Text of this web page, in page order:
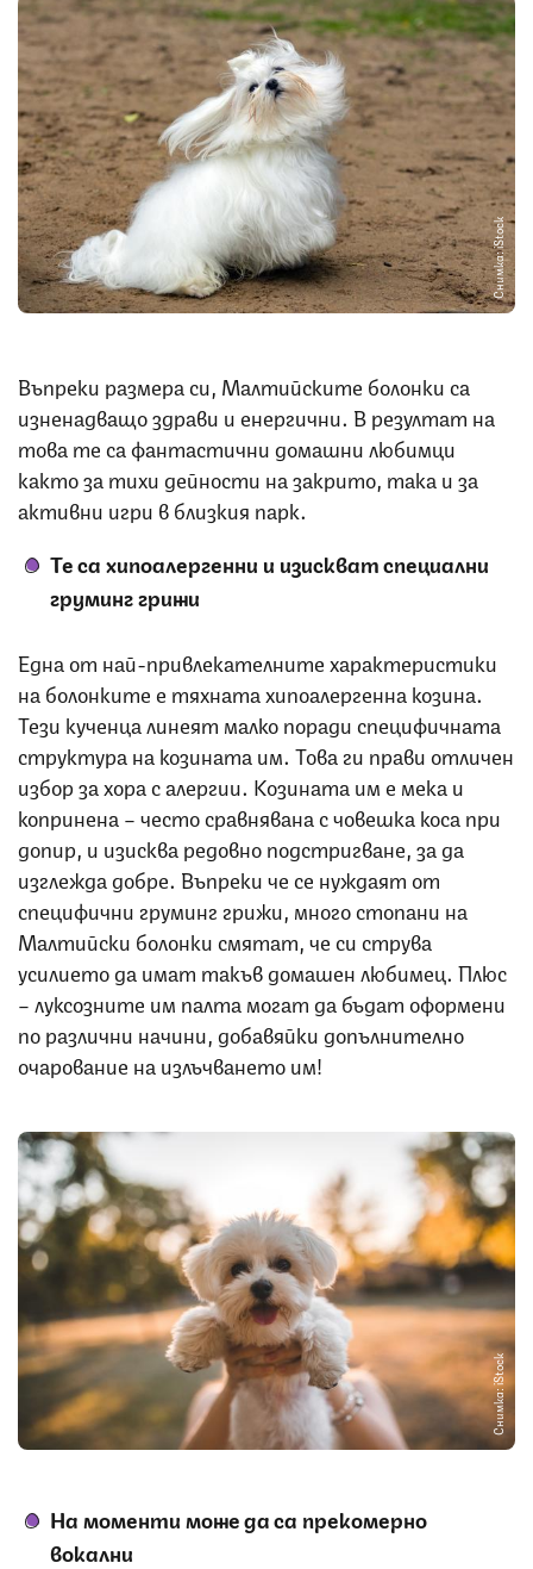
Снимка: iStock
Въпреки размера си, Малтийските болонки са
изненадващо здрави и енергични. В резултат на
това те са фантастични домашни любимци
както за тихи дейности на закрито, така и за
активни игри в близкия парк.
Те са хипоалергенни и изискват специални
груминг грижи
Една от най-привлекателните характеристики
на болонките е тяхната хипоалергенна козина.
Тези кученца линеят малко поради специфичната
структура на козината им. Това ги прави отличен
избор за хора с алергии. Козината им е мека и
копринена – често сравнявана с човешка коса при
допир, и изисква редовно подстригване, за да
изглежда добре. Въпреки че се нуждаят от
специфични груминг грижи, много стопани на
Малтийски болонки смятат, че си струва
усилието да имат такъв домашен любимец. Плюс
– луксозните им палта могат да бъдат оформени
по различни начини, добавяйки допълнително
очарование на излъчването им!
Снимка: iStock
На моменти може да са прекомерно
вокални